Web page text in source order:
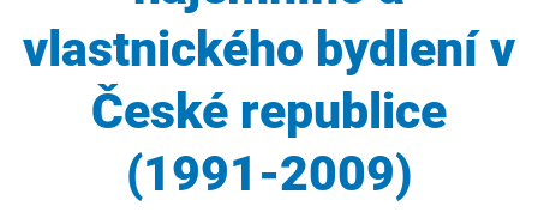
vlastnického bydlení v
České republice
(1991-2009)